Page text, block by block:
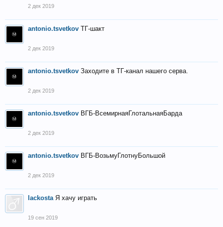
2 дек 2019
antonio.tsvetkov ТГ-шакт
2 дек 2019
antonio.tsvetkov Заходите в ТГ-канал нашего серва.
2 дек 2019
antonio.tsvetkov ВГБ-ВсемирнаяГлотальнаяБарда
2 дек 2019
antonio.tsvetkov ВГБ-ВозьмуГлотнуБольшой
2 дек 2019
lackosta Я хачу играть
19 сен 2019